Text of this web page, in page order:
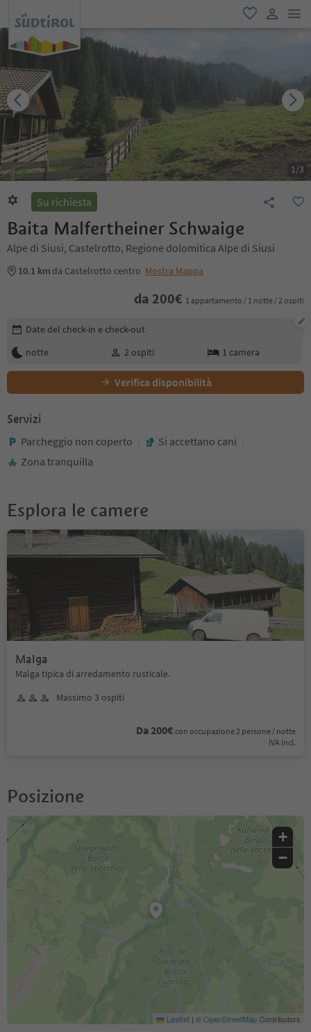
favoriti
user link
1/3
Su richiesta
Baita Malfertheiner Schwaige
Alpe di Siusi, Castelrotto, Regione dolomitica Alpe di Siusi
10.1 km da Castelrotto centro Mostra Mappa
da 200€ 1 appartamento / 1 notte / 2 ospiti
Modifica i dettagli della prenotazione
Date del check-in e check-out
notte
2 ospiti 1 camera
Verifica disponibilità
Servizi
Parcheggio non coperto
Si accettano cani
Zona tranquilla
Esplora le camere
Malga
Malga tipica di arredamento rusticale.
Massimo 3 ospiti
Da 200€ con occupazione 2 persone / notte
IVA incl.
Posizione
+
−
Leaflet | ©OpenStreetMapContributors